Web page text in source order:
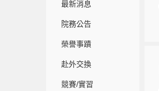
最新消息
院務公告
榮譽事蹟
赴外交換
競賽/實習